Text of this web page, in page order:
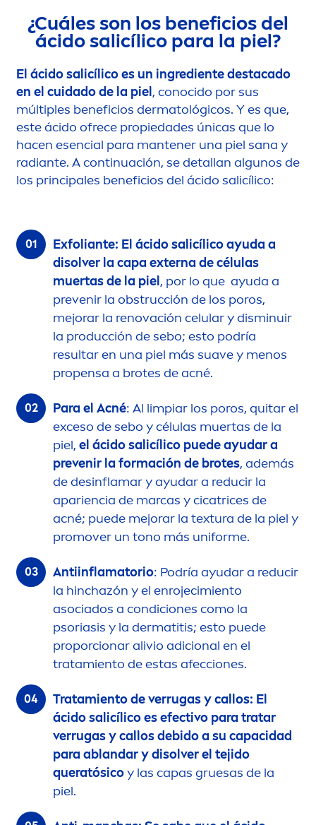
¿Cuáles son los beneficios del
ácido salicílico para la piel?
El ácido salicílico es un ingrediente destacado
en el cuidado de la piel, conocido por sus
múltiples beneficios dermatológicos. Y es que,
este ácido ofrece propiedades únicas que lo
hacen esencial para mantener una piel sana y
radiante. A continuación, se detallan algunos de
los principales beneficios del ácido salicílico:
Exfoliante: El ácido salicílico ayuda a
disolver la capa externa de células
muertas de la piel, por lo que ayuda a
prevenir la obstrucción de los poros,
mejorar la renovación celular y disminuir
la producción de sebo; esto podría
resultar en una piel más suave y menos
propensa a brotes de acné.
Para el Acné: Al limpiar los poros, quitar el
exceso de sebo y células muertas de la
piel, el ácido salicílico puede ayudar a
prevenir la formación de brotes, además
de desinflamar y ayudar a reducir la
apariencia de marcas y cicatrices de
acné; puede mejorar la textura de la piel y
promover un tono más uniforme.
Antiinflamatorio: Podría ayudar a reducir
la hinchazón y el enrojecimiento
asociados a condiciones como la
psoriasis y la dermatitis; esto puede
proporcionar alivio adicional en el
tratamiento de estas afecciones.
Tratamiento de verrugas y callos: El
ácido salicílico es efectivo para tratar
verrugas y callos debido a su capacidad
para ablandar y disolver el tejido
queratósicoy las capas gruesas de la
piel.